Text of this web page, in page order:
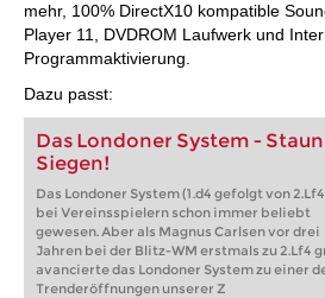
mehr, 100% DirectX10 kompatible
Player 11, DVDROM Laufwerk und
Programmaktivierung.
Dazu passt:
Das Londoner System -
Siegen!
Das Londoner System (1.d4 gefolgt von
bei Vereinsspielern schon immer beliebt
gewesen. Aber als Magnus Carlsen vor drei
Jahren bei der Blitz-WM erstmals zu 2.Lf4
avancierte das Londoner System zu einer
Trenderöffnungen unserer Z